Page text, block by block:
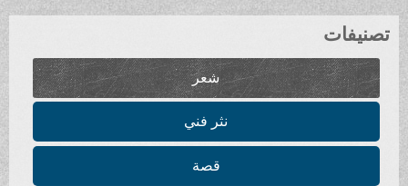
تصنيفات
شعر
نثر فني
قصة